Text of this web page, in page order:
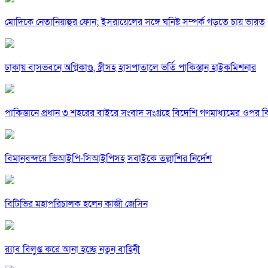
মোদিকে নেতানিয়াহুর ফোন; ইসরায়েলের সঙ্গে ঘনিষ্ট সম্পর্ক গড়তে চায় ভারত
ঢাকায় বাসভবনে অগ্নিকাণ্ড, স্ত্রীসহ হাসপাতালে ভর্তি পাকিস্তান হাইকমিশনার
পাকিস্তানে প্রধান ৩ শহরের বাইরে সংবাদ সংগ্রহে বিদেশি গণমাধ্যমের ওপর
বিমানবন্দরে ভিআইপি-সিআইপিসহ সবাইকে তল্লাশির নির্দেশ
বিটিভির মহাপরিচালক হলেন কাজী জেসিন
র‍্যাব বিলুপ্ত করে আনা হচ্ছে নতুন বাহিনী